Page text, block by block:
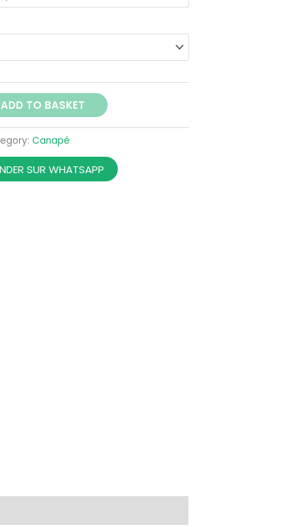
ADD TO BASKET
Canapé
SUR WHATSAPP